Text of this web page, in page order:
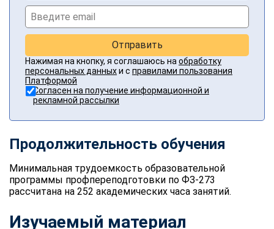
Отправить
Нажимая на кнопку, я соглашаюсь на обработку
персональных данныхи с правилами пользования
Платформой
Согласен на получение информационной и
рекламной рассылки
Продолжительность обучения
Минимальная трудоемкость образовательной
программы профпереподготовки по ФЗ-273
рассчитана на 252 академических часа занятий.
Изучаемый материал